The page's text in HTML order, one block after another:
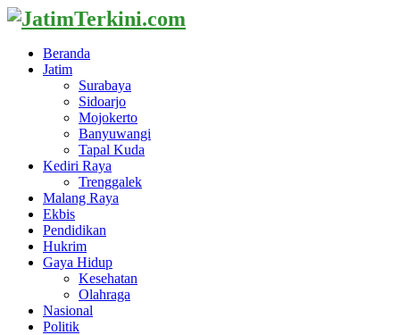
Beranda
Jatim
Surabaya
Sidoarjo
Mojokerto
Banyuwangi
Tapal Kuda
Kediri Raya
Trenggalek
Malang Raya
Ekbis
Pendidikan
Hukrim
Gaya Hidup
Kesehatan
Olahraga
Nasional
Politik